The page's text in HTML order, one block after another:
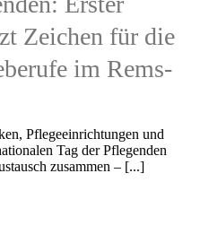
Zeichen für die
im Rems-
Pflege­ein­rich­tun­gen und
Tag der Pflegen­den
zusam­men – [...]